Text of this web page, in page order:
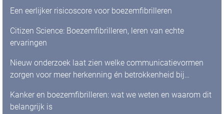
Een eerlijker risicoscore voor boezemfibrilleren
Citizen Science: Boezemfibrilleren, leren van echte
ervaringen
Nieuw onderzoek laat zien welke communicatievormen
zorgen voor meer herkenning én betrokkenheid bij
Kanker en boezemfibrilleren: wat we weten en waarom dit
belangrijk is